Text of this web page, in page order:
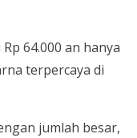
64.000 an hanya
terpercaya di
jumlah besar,